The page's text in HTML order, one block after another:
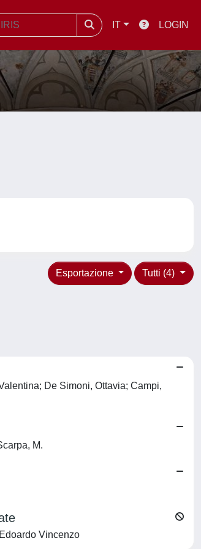
IT LOGIN
Tutti (4)
Esportazione
De Simoni, Ottavia; Campi,
M.
Vincenzo